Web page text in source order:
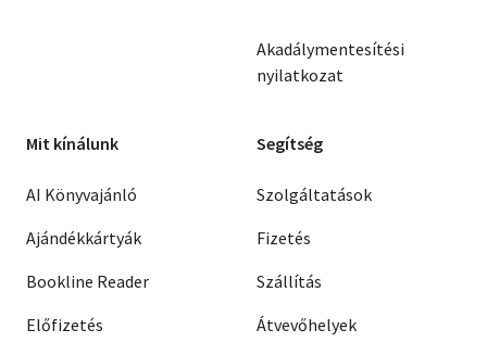
Akadálymentesítési
nyilatkozat
Mit kínálunk
AI Könyvajánló
Ajándékkártyák
Bookline Reader
Előfizetés
Segítség
Szolgáltatások
Fizetés
Szállítás
Átvevőhelyek